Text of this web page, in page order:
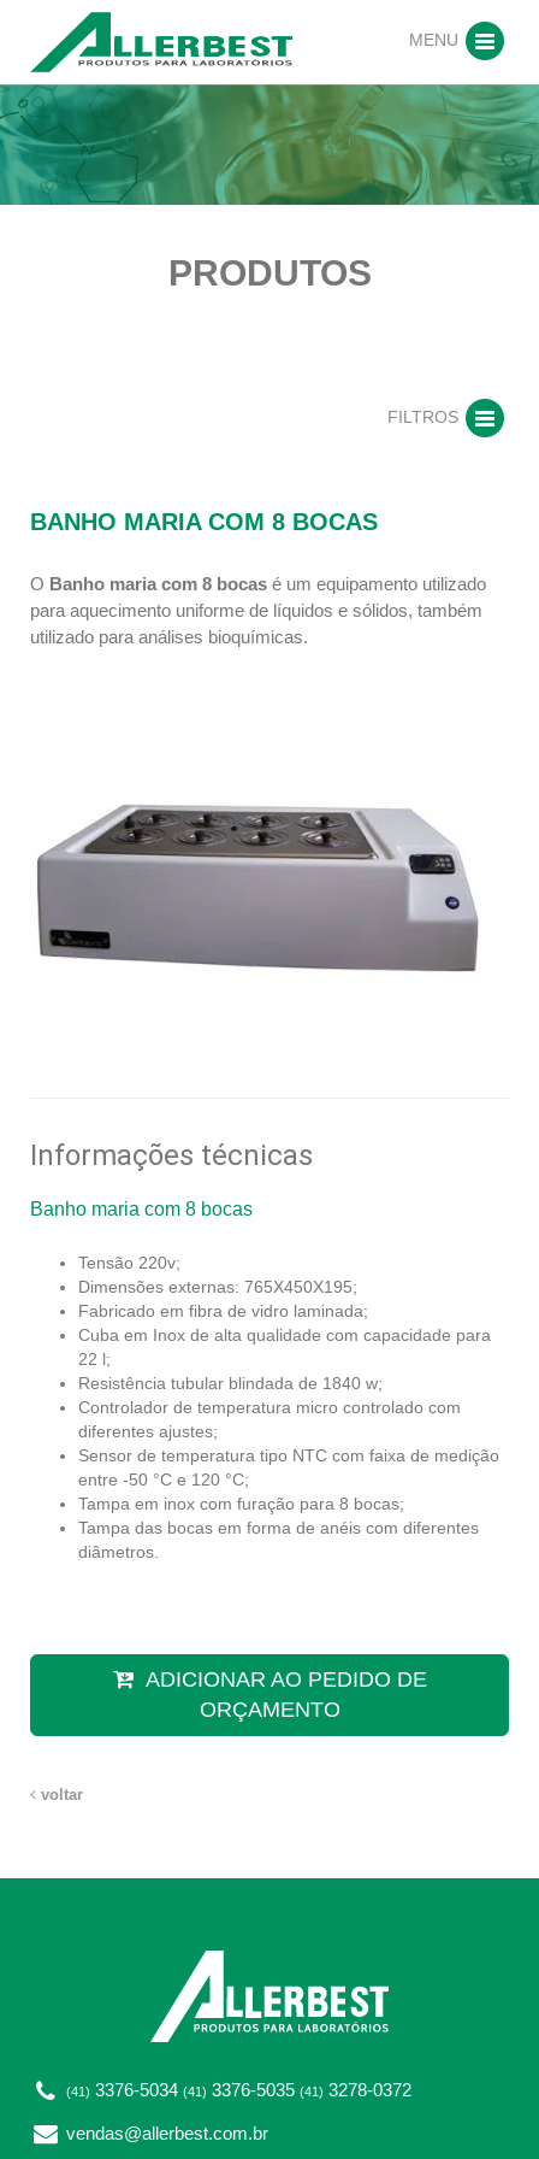
MENU
PRODUTOS
FILTROS
BANHO MARIA COM 8 BOCAS
O Banho maria com 8 bocas é um equipamento utilizado
para aquecimento uniforme de líquidos e sólidos, também
utilizado para análises bioquímicas.
Informações técnicas
Banho maria com 8 bocas
Tensão 220v;
Dimensões externas: 765X450X195;
Fabricado em fibra de vidro laminada;
Cuba em Inox de alta qualidade com capacidade para
22 l;
Resistência tubular blindada de 1840 w;
Controlador de temperatura micro controlado com
diferentes ajustes;
Sensor de temperatura tipo NTC com faixa de medição
entre -50 °C e 120 °C;
Tampa em inox com furação para 8 bocas;
Tampa das bocas em forma de anéis com diferentes
diâmetros.
ADICIONAR AO PEDIDO DE
ORÇAMENTO
voltar
(41) 3376-5034 (41) 3376-5035 (41) 3278-0372
vendas@allerbest.com.br